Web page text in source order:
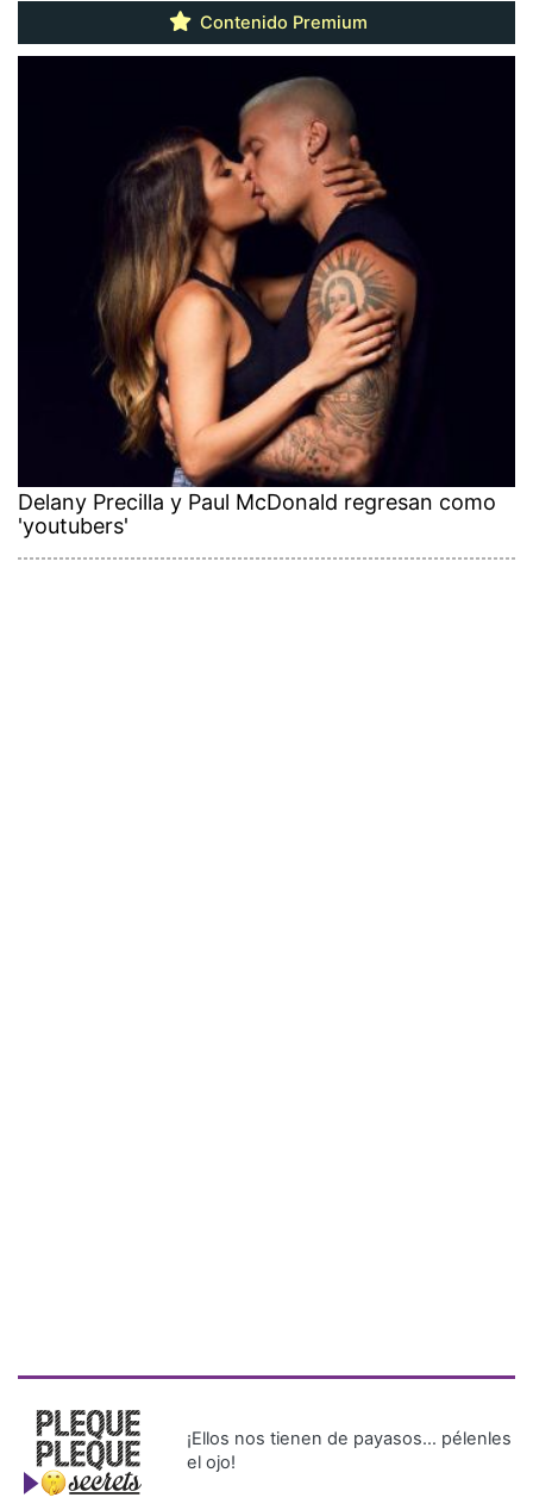
Contenido Premium
Delany Precilla y Paul McDonald regresan como
'youtubers'
¡Ellos nos tienen de payasos… pélenles
el ojo!